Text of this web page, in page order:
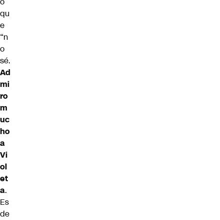
qu
e
“n
o
sé.
Ad
mi
ro
m
uc
ho
a
Vi
ol
et
a.
Es
de